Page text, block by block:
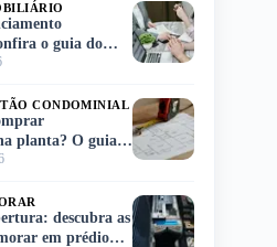
o guia do
o ideal para
CONDOMINIAL
planta? O guia
decidir sem
descubra as
em prédio